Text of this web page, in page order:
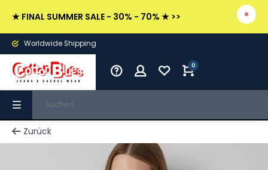
★ FINAL SUMMER SALE - 30% - 70% ★ >>
Worldwide Shipping
0
Zurück